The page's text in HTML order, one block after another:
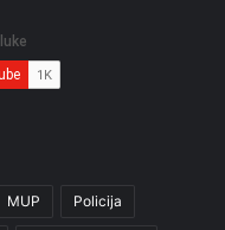
MUP Policija